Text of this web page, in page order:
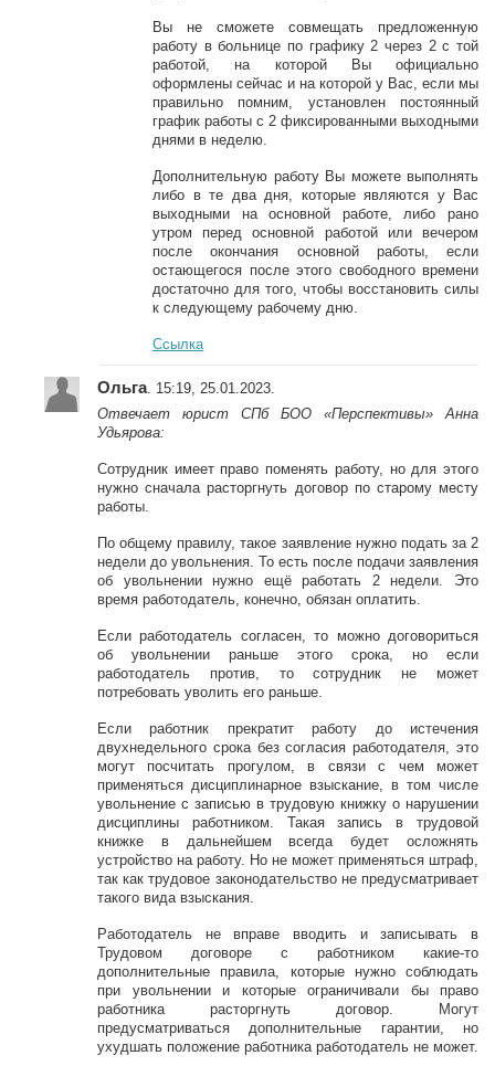
Вы не сможете совмещать предложенную
работу в больнице по графику 2 через 2 с той
работой, на которой Вы официально
оформлены сейчас и на которой у Вас, если мы
правильно помним, установлен постоянный
график работы с 2 фиксированными выходными
днями в неделю.
Дополнительную работу Вы можете выполнять
либо в те два дня, которые являются у Вас
выходными на основной работе, либо рано
утром перед основной работой или вечером
после окончания основной работы, если
остающегося после этого свободного времени
достаточно для того, чтобы восстановить силы
к следующему рабочему дню.
Ссылка
Ольга. 15:19, 25.01.2023.
Отвечает юрист СПб БОО «Перспективы» Анна
Удьярова:
Сотрудник имеет право поменять работу, но для этого
нужно сначала расторгнуть договор по старому месту
работы.
По общему правилу, такое заявление нужно подать за 2
недели до увольнения. То есть после подачи заявления
об увольнении нужно ещё работать 2 недели. Это
время работодатель, конечно, обязан оплатить.
Если работодатель согласен, то можно договориться
об увольнении раньше этого срока, но если
работодатель против, то сотрудник не может
потребовать уволить его раньше.
Если работник прекратит работу до истечения
двухнедельного срока без согласия работодателя, это
могут посчитать прогулом, в связи с чем может
применяться дисциплинарное взыскание, в том числе
увольнение с записью в трудовую книжку о нарушении
дисциплины работником. Такая запись в трудовой
книжке в дальнейшем всегда будет осложнять
устройство на работу. Но не может применяться штраф,
так как трудовое законодательство не предусматривает
такого вида взыскания.
Работодатель не вправе вводить и записывать в
Трудовом договоре с работником какие-то
дополнительные правила, которые нужно соблюдать
при увольнении и которые ограничивали бы право
работника расторгнуть договор. Могут
предусматриваться дополнительные гарантии, но
ухудшать положение работника работодатель не может.